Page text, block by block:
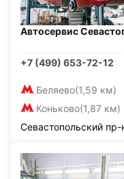
Автосервис
+7 (499) 653-72-12
Беляево(1,59 км)
Коньково(1,87 км)
Севастопольский пр-